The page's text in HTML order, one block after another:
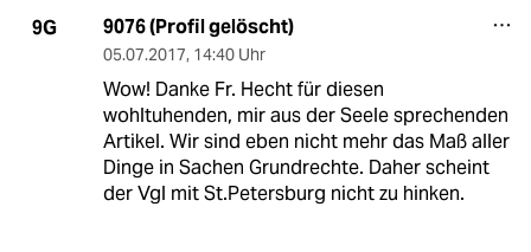
9G 9076 (Profil gelöscht)
05.07.2017, 14:40 Uhr
Wow! Danke Fr. Hecht für diesen
wohltuhenden, mir aus der Seele sprechenden
Artikel. Wir sind eben nicht mehr das Maß aller
Dinge in Sachen Grundrechte. Daher scheint
der Vgl mit St.Petersburg nicht zu hinken.